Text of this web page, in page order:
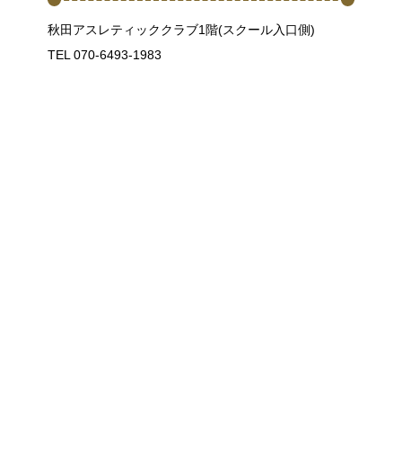
秋田アスレティッククラブ1階(スクール入口側)
TEL 070-6493-1983